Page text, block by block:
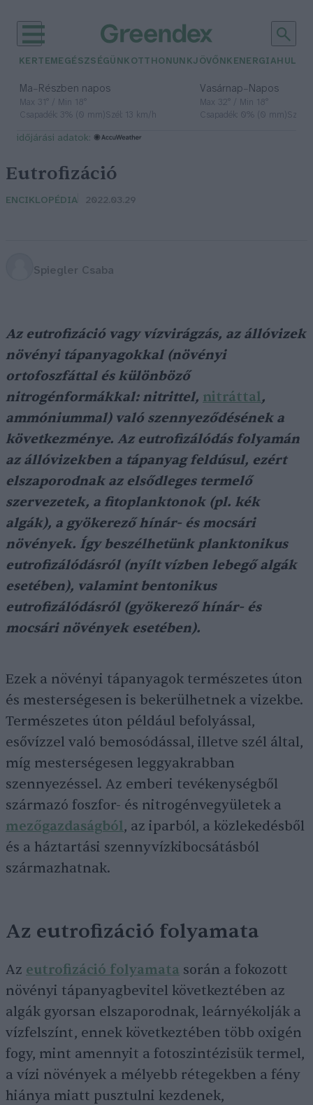
KERTEM EGÉSZSÉGÜNK OTTHONUNKJÖVŐNK ENERGIA
Ma– Részben napos
Max 31° / Min 18°
Csapadék: 3% (0 mm)Szél: 13 km/h
Vasárnap– Napos
Max 32° / Min 18°
Csapadék: 0% (0 mm)Szél:
időjárási adatok:
Eutrofizáció
ENCIKLOPÉDIA 2022.03.29
Spiegler Csaba
Az eutrofizáció vagy vízvirágzás, az állóvizek
növényi tápanyagokkal (növényi
ortofoszfáttal és különböző
nitrogénformákkal: nitrittel, nitráttal,
ammóniummal) való szennyeződésének a
következménye. Az eutrofizálódás folyamán
az állóvizekben a tápanyag feldúsul, ezért
elszaporodnak az elsődleges termelő
szervezetek, a fitoplanktonok (pl. kék
algák), a gyökerező hínár- és mocsári
növények. Így beszélhetünk planktonikus
eutrofizálódásról (nyílt vízben lebegő algák
esetében), valamint bentonikus
eutrofizálódásról (gyökerező hínár- és
mocsári növények esetében).
Ezek a növényi tápanyagok természetes úton
és mesterségesen is bekerülhetnek a vizekbe.
Természetes úton például befolyással,
esővízzel való bemosódással, illetve szél által,
míg mesterségesen leggyakrabban
szennyezéssel. Az emberi tevékenységből
származó foszfor- és nitrogénvegyületek a
mezőgazdaságból, az iparból, a közlekedésből
és a háztartási szennyvízkibocsátásból
származhatnak.
Az eutrofizáció folyamata
Az eutrofizáció folyamata során a fokozott
növényi tápanyagbevitel következtében az
algák gyorsan elszaporodnak, leárnyékolják a
vízfelszínt, ennek következtében több oxigén
fogy, mint amennyit a fotoszintézisük termel,
a vízi növények a mélyebb rétegekben a fény
hiánya miatt pusztulni kezdenek,